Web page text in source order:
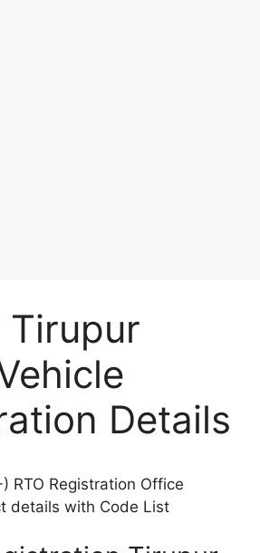
Details
RTO Registration Office
details with Code List